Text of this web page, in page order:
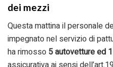
dei mezzi
Questa mattina il personale
impegnato nel servizio di
ha rimosso 5 autovetture ed